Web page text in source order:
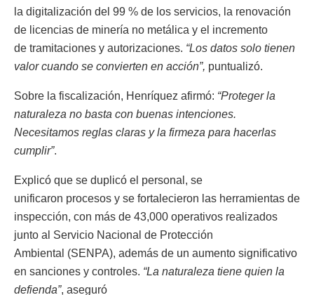
la digitalización del 99 % de los servicios, la renovación
de licencias de minería no metálica y el incremento
de tramitaciones y autorizaciones. “Los datos solo tienen
valor cuando se convierten en acción”, puntualizó.
Sobre la fiscalización, Henríquez afirmó: “Proteger la
naturaleza no basta con buenas intenciones.
Necesitamos reglas claras y la firmeza para hacerlas
cumplir”.
Explicó que se duplicó el personal, se
unificaron procesos y se fortalecieron las herramientas de
inspección, con más de 43,000 operativos realizados
junto al Servicio Nacional de Protección
Ambiental (SENPA), además de un aumento significativo
en sanciones y controles. “La naturaleza tiene quien la
defienda”, aseguró